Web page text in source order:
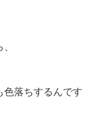
色落ちするんです